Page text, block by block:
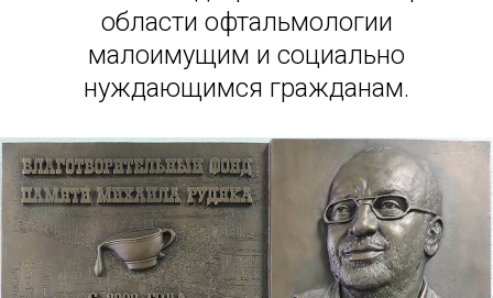
области офтальмологии
малоимущим и социально
нуждающимся гражданам.